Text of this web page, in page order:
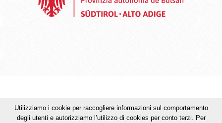
Credits Privacy Mappa del sito
MwSt. + Str. Nr. :
00390090215
Utilizziamo i cookie per raccogliere informazioni sul comportamento
degli utenti e autorizziamo l’utilizzo di cookies per conto terzi. Per